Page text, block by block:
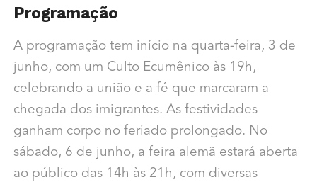
Programação
A programação tem início na quarta-feira, 3 de
junho, com um Culto Ecumênico às 19h,
celebrando a união e a fé que marcaram a
chegada dos imigrantes. As festividades
ganham corpo no feriado prolongado. No
sábado, 6 de junho, a feira alemã estará aberta
ao público das 14h às 21h, com diversas